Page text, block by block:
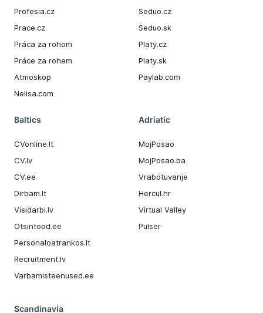
Profesia.cz
Prace.cz
Práca za rohom
Práce za rohem
Atmoskop
Nelisa.com
Seduo.cz
Seduo.sk
Platy.cz
Platy.sk
Paylab.com
Baltics
CVonline.lt
CV.lv
CV.ee
Dirbam.It
Visidarbi.lv
Otsintood.ee
Personaloatrankos.lt
Recruitment.lv
Varbamisteenused.ee
Adriatic
MojPosao
MojPosao.ba
Vrabotuvanje
Hercul.hr
Virtual Valley
Pulser
Scandinavia